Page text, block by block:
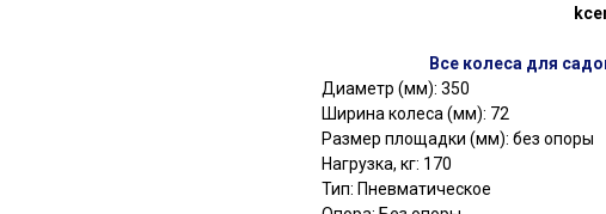
Все колеса для
Диаметр (мм): 350
Ширина колеса (мм): 72
Размер площадки (мм): без опоры
Нагрузка, кг: 170
Тип: Пневматическое